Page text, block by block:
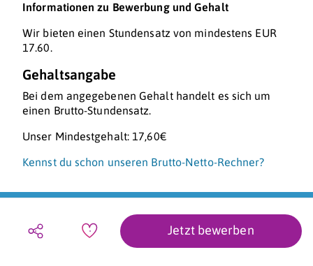
Informationen zu Bewerbung und Gehalt
Wir bieten einen Stundensatz von mindestens EUR
17.60.
Gehaltsangabe
Bei dem angegebenen Gehalt handelt es sich um
einen Brutto-Stundensatz.
Unser Mindestgehalt: 17,60€
Kennst du schon unseren Brutto-Netto-Rechner?
Jetzt bewerben